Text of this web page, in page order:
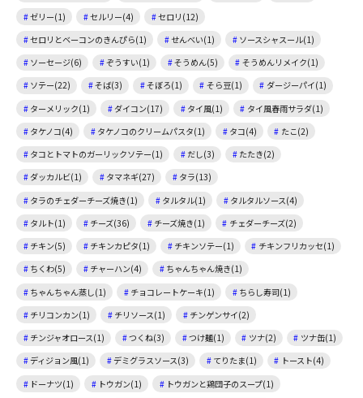
ゼリー(1) セルリー(4)
セロリ(12)
セロリとベーコンのきんぴら(1)
せんべい(1)
ソースシャスール(1)
ソーセージ(6)
ぞうすい(1) そうめん(5)
そうめんリメイク(1)
ソテー(22)
そば(3) そぼろ(1) そら豆(1)
ダージーパイ(1)
ターメリック(1)
ダイコン(17) タイ風(1)
タイ風春雨サラダ(1)
タケノコ(4)
タケノコのクリームパスタ(1) タコ(4)
たこ(2)
タコとトマトのガーリックソテー(1)
だし(3)
たたき(2)
ダッカルビ(1)
タマネギ(27)
タラ(13)
タラのチェダーチーズ焼き(1)
タルタル(1)
タルタルソース(4)
タルト(1)
チーズ(36) チーズ焼き(1)
チェダーチーズ(2)
チキン(5)
チキンカピタ(1) チキンソテー(1)
チキンフリカッセ(1)
ちくわ(5)
チャーハン(4)
ちゃんちゃん焼き(1)
ちゃんちゃん蒸し(1)
チョコレートケーキ(1)
ちらし寿司(1)
チリコンカン(1)
チリソース(1)
チンゲンサイ(2)
チンジャオロース(1)
つくね(3) つけ麺(1) ツナ(2)
ツナ缶(1)
ディジョン風(1)
デミグラスソース(3) てりたま(1)
トースト(4)
ドーナツ(1)
トウガン(1)
トウガンと鶏団子のスープ(1)